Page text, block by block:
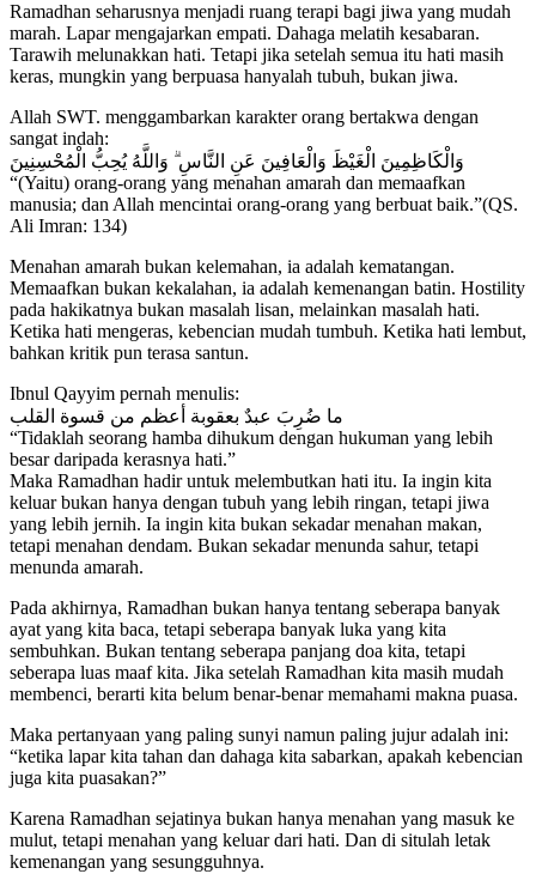
Ramadhan seharusnya menjadi ruang terapi bagi jiwa yang mudah
marah. Lapar mengajarkan empati. Dahaga melatih kesabaran.
Tarawih melunakkan hati. Tetapi jika setelah semua itu hati masih
keras, mungkin yang berpuasa hanyalah tubuh, bukan jiwa.
Allah SWT. menggambarkan karakter orang bertakwa dengan
sangat indah:
وَالْكَاظِمِينَ الْغَيْظَ وَالْعَافِينَ عَنِ النَّاسِ ۗ وَاللَّهُ يُحِبُّ الْمُحْسِنِينَ
“(Yaitu) orang-orang yang menahan amarah dan memaafkan
manusia; dan Allah mencintai orang-orang yang berbuat baik.”(QS.
Ali Imran: 134)
Menahan amarah bukan kelemahan, ia adalah kematangan.
Memaafkan bukan kekalahan, ia adalah kemenangan batin. Hostility
pada hakikatnya bukan masalah lisan, melainkan masalah hati.
Ketika hati mengeras, kebencian mudah tumbuh. Ketika hati lembut,
bahkan kritik pun terasa santun.
Ibnul Qayyim pernah menulis:
ما ضُرِبَ عبدٌ بعقوبة أعظم من قسوة القلب
“Tidaklah seorang hamba dihukum dengan hukuman yang lebih
besar daripada kerasnya hati.”
Maka Ramadhan hadir untuk melembutkan hati itu. Ia ingin kita
keluar bukan hanya dengan tubuh yang lebih ringan, tetapi jiwa
yang lebih jernih. Ia ingin kita bukan sekadar menahan makan,
tetapi menahan dendam. Bukan sekadar menunda sahur, tetapi
menunda amarah.
Pada akhirnya, Ramadhan bukan hanya tentang seberapa banyak
ayat yang kita baca, tetapi seberapa banyak luka yang kita
sembuhkan. Bukan tentang seberapa panjang doa kita, tetapi
seberapa luas maaf kita. Jika setelah Ramadhan kita masih mudah
membenci, berarti kita belum benar-benar memahami makna puasa.
Maka pertanyaan yang paling sunyi namun paling jujur adalah ini:
“ketika lapar kita tahan dan dahaga kita sabarkan, apakah kebencian
juga kita puasakan?”
Karena Ramadhan sejatinya bukan hanya menahan yang masuk ke
mulut, tetapi menahan yang keluar dari hati. Dan di situlah letak
kemenangan yang sesungguhnya.